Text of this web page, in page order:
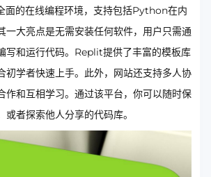
面的在线编程环境，支持包括Python在内
一大亮点是无需安装任何软件，用户只需通
写和运行代码。Replit提供了丰富的模板库
初学者快速上手。此外，网站还支持多人协
作和互相学习。通过该平台，你可以随时保
者探索他人分享的代码库。